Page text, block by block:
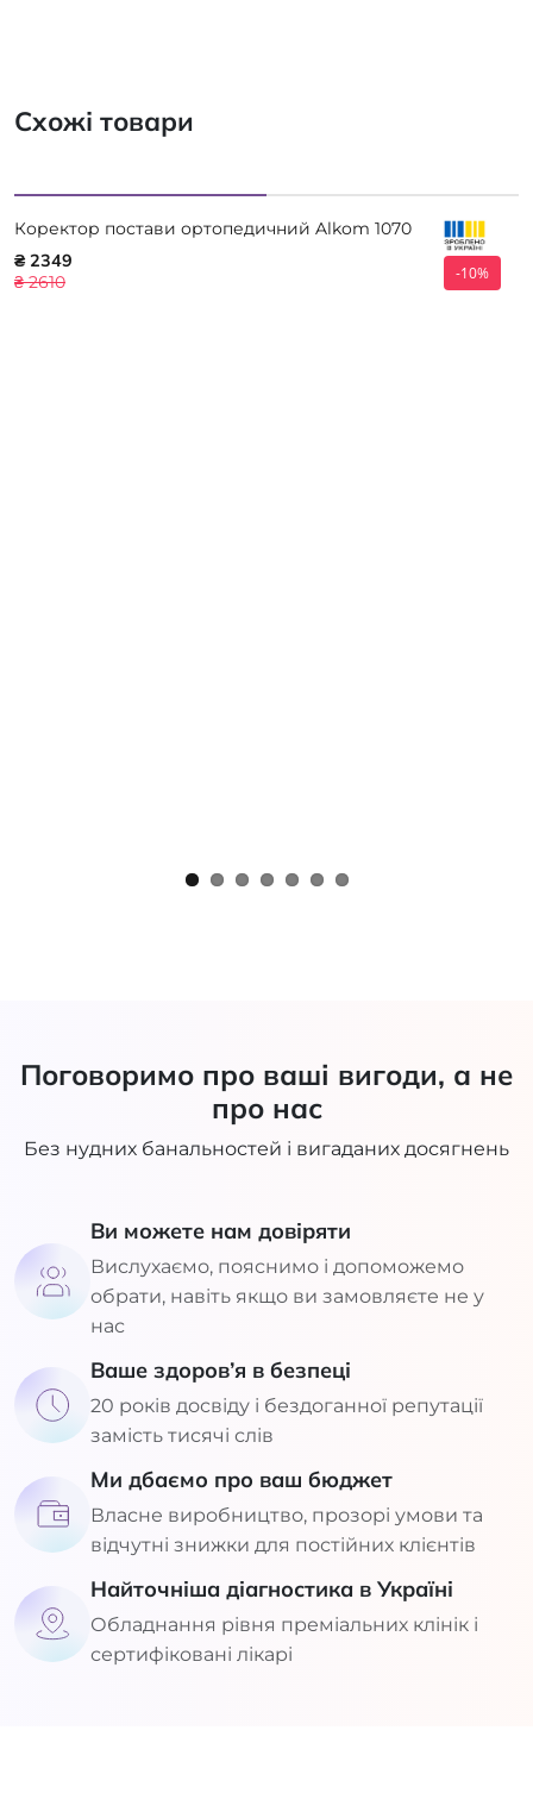
Схожі товари
-10%
Коректор постави ортопедичний Alkom 1070
₴ 2349
₴ 2610
Поговоримо про ваші вигоди, а не
про нас
Без нудних банальностей і вигаданих досягнень
Ви можете нам довіряти
Вислухаємо, пояснимо і допоможемо
обрати, навіть якщо ви замовляєте не у
нас
Ваше здоров’я в безпеці
20 років досвіду і бездоганної репутації
замість тисячі слів
Ми дбаємо про ваш бюджет
Власне виробництво, прозорі умови та
відчутні знижки для постійних клієнтів
Найточніша діагностика в Україні
Обладнання рівня преміальних клінік і
сертифіковані лікарі